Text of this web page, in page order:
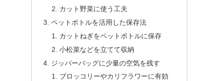
カット野菜に使う工夫
ペットボトルを活用した保存法
カットねぎをペットボトルに保存
小松菜などを立てて収納
ジッパーバッグに少量の空気を残す
ブロッコリーやカリフラワーに有効